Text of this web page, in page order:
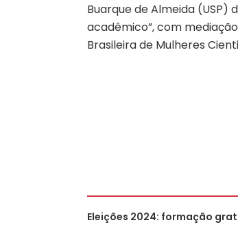
Buarque de Almeida
acadêmico”, com
Brasileira de Mulheres
Eleições 2024: formação